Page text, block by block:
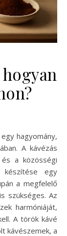
A kávézás
a közösségi
készítése egy
a megfelelő
szükséges. Az
harmóniáját,
A török kávé
kávészemek, a